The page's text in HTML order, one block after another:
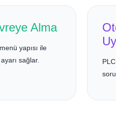
Alma
yapısı ile
sağlar.